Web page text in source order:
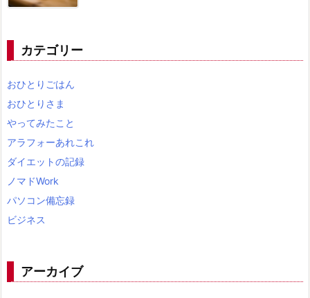
カテゴリー
おひとりごはん
おひとりさま
やってみたこと
アラフォーあれこれ
ダイエットの記録
ノマドWork
パソコン備忘録
ビジネス
アーカイブ